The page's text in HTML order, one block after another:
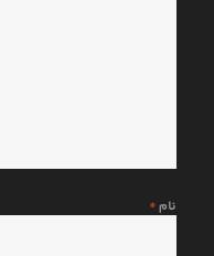
نام*